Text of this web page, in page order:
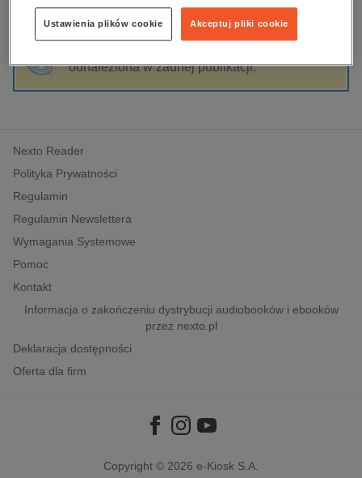
dzienniki
edukacja
hobby, sport, rozrywka
komputery, internet, technologie, informatyka
polityka, społeczno-informacyjne
psychologiczne
inne
popularno-naukowe
historia
Sortowanie Filtrowanie
odnaleziona w żadnej publikacji.
Nexto Reader
Polityka Prywatności
Regulamin
Regulamin Newslettera
Wymagania Systemowe
Pomoc
Kontakt
Informacja o zakończeniu dystrybucji audiobooków i ebooków
przez nexto.pl
Deklaracja dostępności
Oferta dla firm
Copyright © 2026 e-Kiosk S.A.
Akceptuj pliki cookie
Ustawienia plików cookie